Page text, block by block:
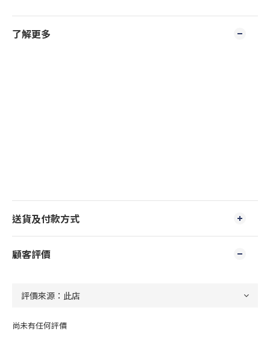
了解更多
送貨及付款方式
顧客評價
尚未有任何評價